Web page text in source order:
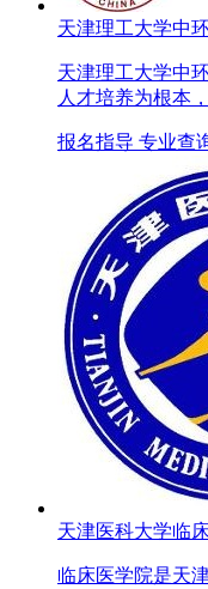
天津理工大学中
天津理工大学中
人才培养为根本
报名指导 专业查
天津医科大学临
临床医学院是天